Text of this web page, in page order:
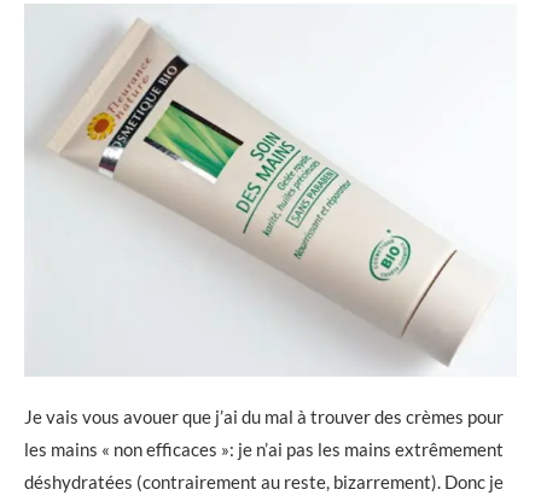
Je vais vous avouer que j’ai du mal à trouver des crèmes pour
les mains « non efficaces »: je n’ai pas les mains extrêmement
déshydratées (contrairement au reste, bizarrement). Donc je